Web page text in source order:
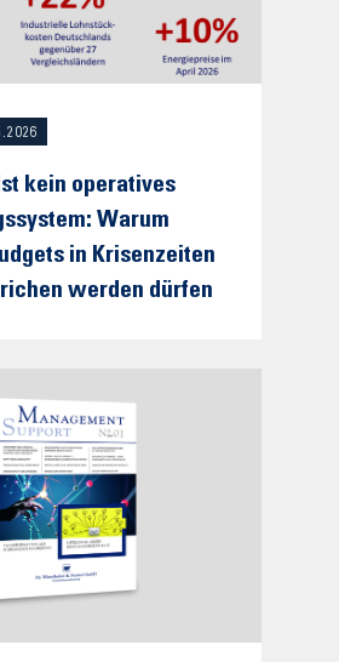
kein operatives
Warum
in Krisenzeiten
werden dürfen